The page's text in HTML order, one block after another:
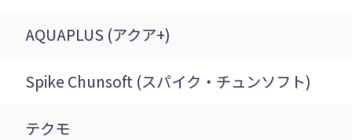
AQUAPLUS (アクア+)
Spike Chunsoft (スパイク・チュンソフト)
テクモ